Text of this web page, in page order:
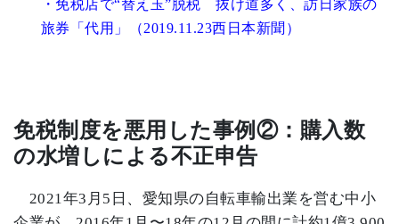
・免税店で“替え玉”脱税 抜け道多く、訪日家族の
旅券「代用」（2019.11.23西日本新聞）
免税制度を悪用した事例②：購入数
の水増しによる不正申告
2021年3 月 5 日、愛知県の自転車輸出業を営む中小